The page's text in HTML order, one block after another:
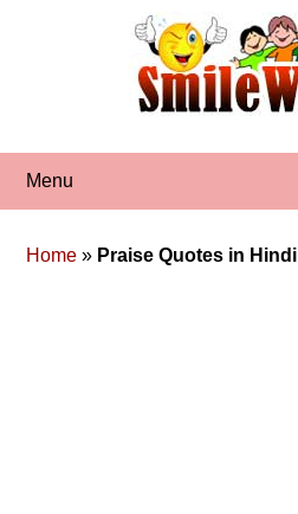
Menu
Home » Praise Quotes in Hindi